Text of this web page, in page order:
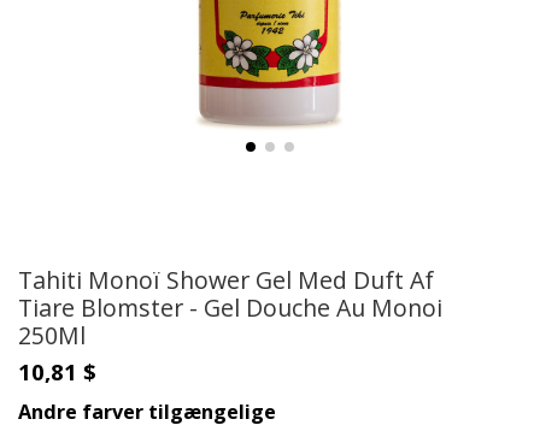
Tahiti Monoï Shower Gel Med Duft Af
Tiare Blomster - Gel Douche Au Monoi
250Ml
10,81 $
Andre farver tilgængelige